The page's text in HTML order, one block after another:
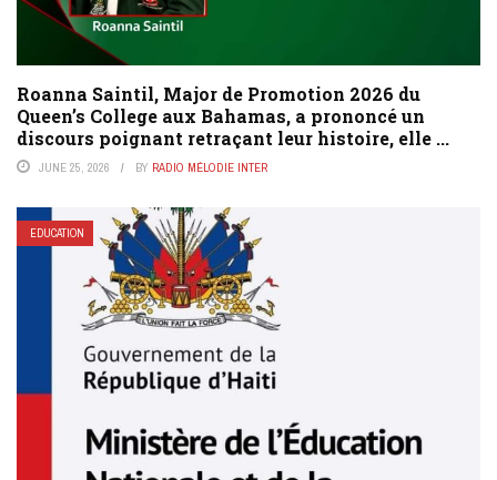
Roanna Saintil, Major de Promotion 2026 du
Queen’s College aux Bahamas, a prononcé un
discours poignant retraçant leur histoire, elle ...
JUNE 25, 2026 BY RADIO MÉLODIE INTER
EDUCATION